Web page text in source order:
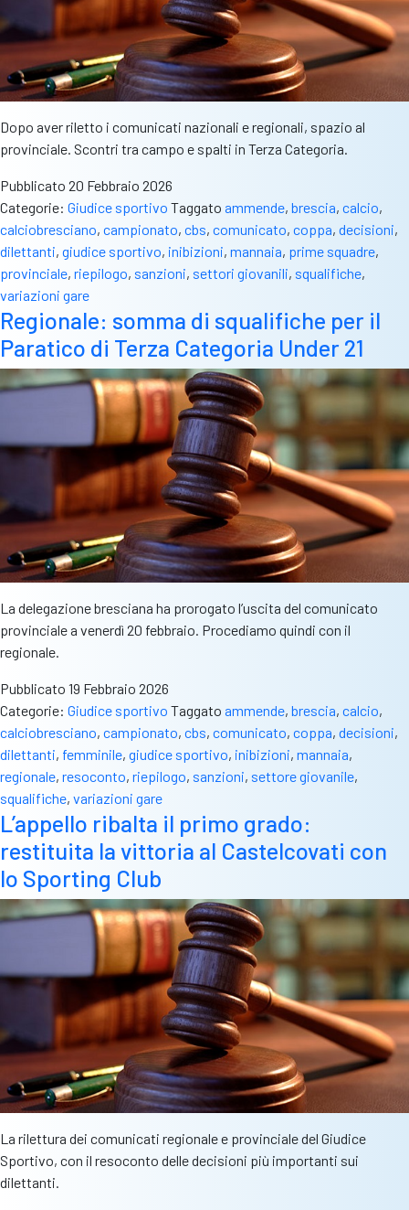
Dopo aver riletto i comunicati nazionali e regionali, spazio al
provinciale. Scontri tra campo e spalti in Terza Categoria.
Pubblicato 20 Febbraio 2026
Categorie: Giudice sportivo Taggato ammende, brescia, calcio,
calciobresciano, campionato, cbs, comunicato, coppa, decisioni,
dilettanti, giudice sportivo, inibizioni, mannaia, prime squadre,
provinciale, riepilogo, sanzioni, settori giovanili, squalifiche,
variazioni gare
Regionale: somma di squalifiche per il
Paratico di Terza Categoria Under 21
La delegazione bresciana ha prorogato l’uscita del comunicato
provinciale a venerdì 20 febbraio. Procediamo quindi con il
regionale.
Pubblicato 19 Febbraio 2026
Categorie: Giudice sportivo Taggato ammende, brescia, calcio,
calciobresciano, campionato, cbs, comunicato, coppa, decisioni,
dilettanti, femminile, giudice sportivo, inibizioni, mannaia,
regionale, resoconto, riepilogo, sanzioni, settore giovanile,
squalifiche, variazioni gare
L’appello ribalta il primo grado:
restituita la vittoria al Castelcovati con
lo Sporting Club
La rilettura dei comunicati regionale e provinciale del Giudice
Sportivo, con il resoconto delle decisioni più importanti sui
dilettanti.